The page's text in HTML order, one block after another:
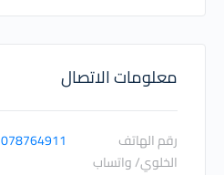
معلومات الاتصال
رقم الهاتف
الخلوي/ واتساب
078764911